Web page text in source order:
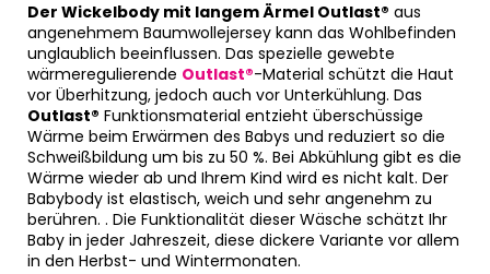
Der Wickelbody mit langem Ärmel Outlast® aus
angenehmem Baumwollejersey kann das Wohlbefinden
unglaublich beeinflussen. Das spezielle gewebte
wärmeregulierende Outlast®-Material schützt die Haut
vor Überhitzung, jedoch auch vor Unterkühlung. Das
Outlast® Funktionsmaterial entzieht überschüssige
Wärme beim Erwärmen des Babys und reduziert so die
Schweißbildung um bis zu 50 %. Bei Abkühlung gibt es die
Wärme wieder ab und Ihrem Kind wird es nicht kalt. Der
Babybody ist elastisch, weich und sehr angenehm zu
berühren. . Die Funktionalität dieser Wäsche schätzt Ihr
Baby in jeder Jahreszeit, diese dickere Variante vor allem
in den Herbst- und Wintermonaten.